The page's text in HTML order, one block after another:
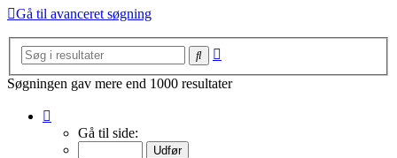
Gå til avanceret søgning
Søg
Søgningen gav mere end 1000 resultater
Gå til side: